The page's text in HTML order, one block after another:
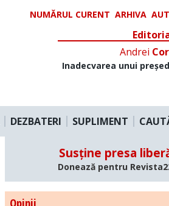
NUMĂRUL CURENT ARHIVA
Andrei
Inadecvarea unui
DEZBATERI SUPLIMENT
Susține presa
Donează pentru
Opinii